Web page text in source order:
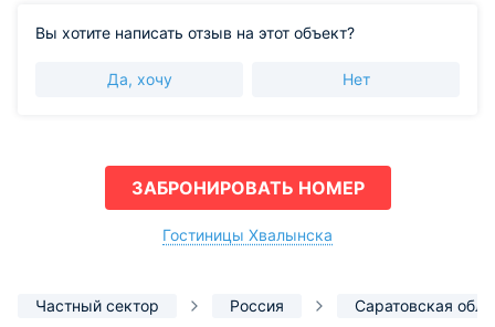
Вы хотите написать отзыв на этот объект?
Да, хочу Нет
ЗАБРОНИРОВАТЬ НОМЕР
Гостиницы Хвалынска
Частный сектор Россия Саратовская